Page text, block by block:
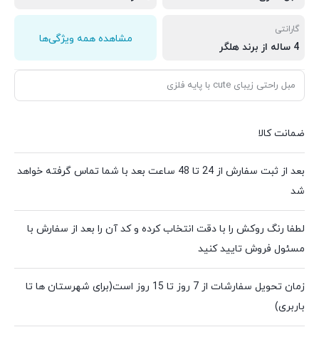
گارانتی
4 ساله از برند هلگر
مشاهده همه ویژگی‌ها
مبل راحتی زیبای cute با پایه فلزی
ضمانت کالا
بعد از ثبت سفارش از 24 تا 48 ساعت بعد با شما تماس گرفته خواهد
شد
لطفا رنگ روکش را با دقت انتخاب کرده و کد آن را بعد از سفارش با
مسئول فروش تایید کنید
زمان تحویل سفارشات از 7 روز تا 15 روز است(برای شهرستان ها تا
باربری)